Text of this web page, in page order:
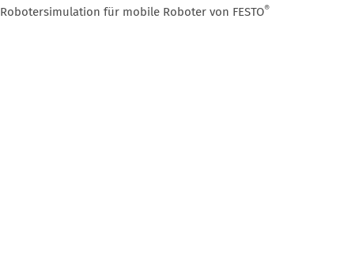
Robotersimulation für mobile Roboter von FESTO®